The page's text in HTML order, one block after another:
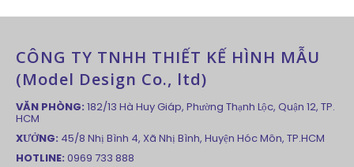
CÔNG TY TNHH THIẾT KẾ HÌNH MẪU
(Model Design Co., ltd)
VĂN PHÒNG: 182/13 Hà Huy Giáp, Phường Thạnh Lộc, Quận 12, TP.
HCM
XƯỞNG: 45/8 Nhị Bình 4, Xã Nhị Bình, Huyện Hóc Môn, TP.HCM
HOTLINE: 0969 733 888